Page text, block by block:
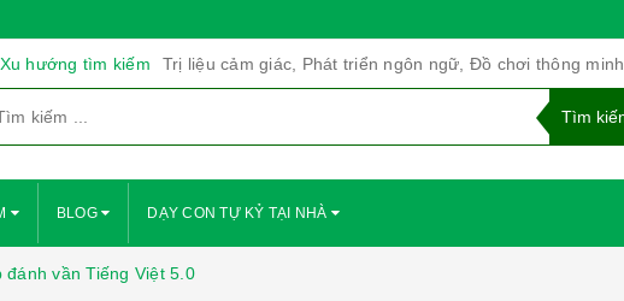
Xu hướng tìm kiếm Trị liệu cảm giác, Phát triển ngôn ngữ, Đồ chơi thông minh
BLOG DẠY CON TỰ KỶ TẠI NHÀ
đánh vần Tiếng Việt 5.0